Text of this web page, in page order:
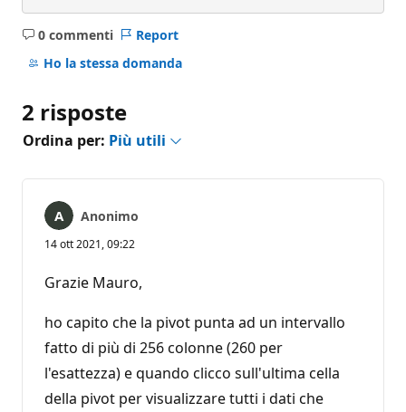
0 commenti
Nessun
commento
Report
Ho la stessa domanda
2 risposte
Ordina per: Più utili
Anonimo
14 ott 2021, 09:22
Grazie Mauro,
ho capito che la pivot punta ad un intervallo
fatto di più di 256 colonne (260 per
l'esattezza) e quando clicco sull'ultima cella
della pivot per visualizzare tutti i dati che